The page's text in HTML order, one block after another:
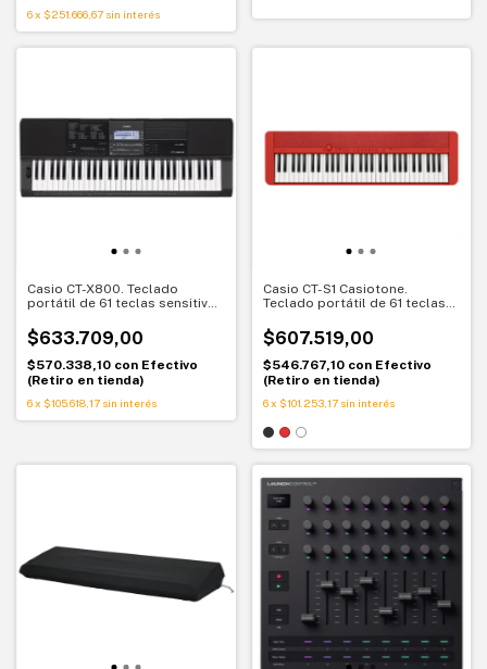
6x $251.666,67 sin interés
Casio CT-X800. Teclado
portátil de 61 teclas sensitivas
$633.709,00
$570.338,10 con Efectivo
(Retiro en tienda)
6x $105.618,17 sin interés
Casio CT-S1 Casiotone.
Teclado portátil de 61 teclas
$607.519,00
$546.767,10 con Efectivo
(Retiro en tienda)
6 x $101.253,17 sin interés